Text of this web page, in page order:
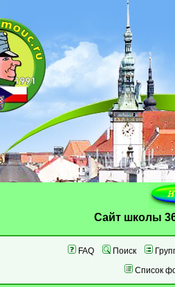
Cайт школы
FAQ Поиск
Список